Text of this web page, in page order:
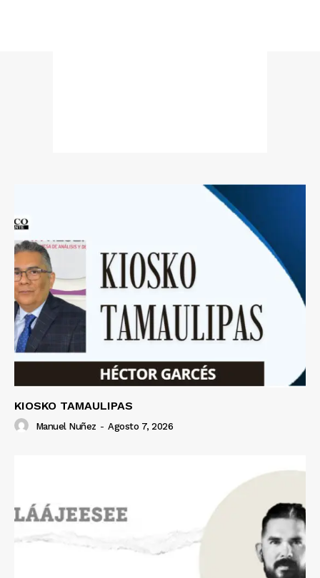
KIOSKO TAMAULIPAS
Manuel Nuñez - Agosto 7, 2026